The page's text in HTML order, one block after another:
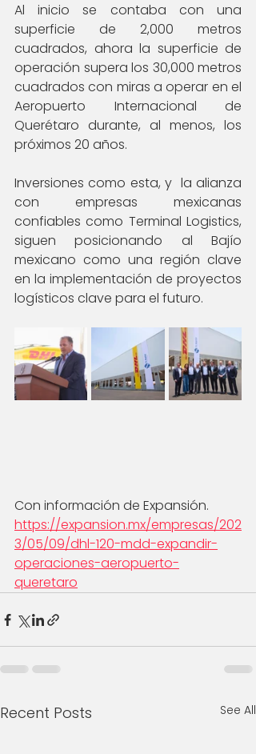
Al inicio se contaba con una
superficie de 2,000 metros
cuadrados, ahora la superficie de
operación supera los 30,000 metros
cuadrados con miras a operar en el
Aeropuerto Internacional de
Querétaro durante, al menos, los
próximos 20 años.
Inversiones como esta, y  la alianza
con empresas mexicanas
confiables como Terminal Logistics,
siguen posicionando al Bajío
mexicano como una región clave
en la implementación de proyectos
logísticos clave para el futuro.
Con información de Expansión.
https://expansion.mx/empresas/202
3/05/09/dhl-120-mdd-expandir-
operaciones-aeropuerto-
queretaro
Recent Posts See All